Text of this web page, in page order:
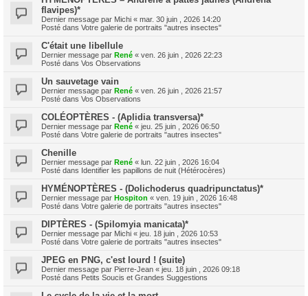
flavipes)*
Dernier message par Michi « mar. 30 juin , 2026 14:20
Posté dans Votre galerie de portraits "autres insectes"
C'était une libellule
Dernier message par René « ven. 26 juin , 2026 22:23
Posté dans Vos Observations
Un sauvetage vain
Dernier message par René « ven. 26 juin , 2026 21:57
Posté dans Vos Observations
COLÉOPTÈRES - (Aplidia transversa)*
Dernier message par René « jeu. 25 juin , 2026 06:50
Posté dans Votre galerie de portraits "autres insectes"
Chenille
Dernier message par René « lun. 22 juin , 2026 16:04
Posté dans Identifier les papillons de nuit (Hétérocères)
HYMÉNOPTÈRES - (Dolichoderus quadripunctatus)*
Dernier message par Hospiton « ven. 19 juin , 2026 16:48
Posté dans Votre galerie de portraits "autres insectes"
DIPTÈRES - (Spilomyia manicata)*
Dernier message par Michi « jeu. 18 juin , 2026 10:53
Posté dans Votre galerie de portraits "autres insectes"
JPEG en PNG, c'est lourd ! (suite)
Dernier message par Pierre-Jean « jeu. 18 juin , 2026 09:18
Posté dans Petits Soucis et Grandes Suggestions